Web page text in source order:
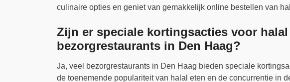
culinaire opties en geniet van gemakkelijk online bestellen van
Zijn er speciale kortingsacties voor
bezorgrestaurants in Den Haag?
Ja, veel bezorgrestaurants in Den Haag bieden speciale
de toenemende populariteit van halal eten en de concurrentie in